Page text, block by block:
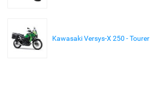
Kawasaki Versys-X 250 - Tourer